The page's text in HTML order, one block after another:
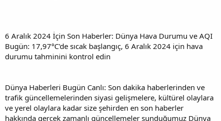
6 Aralık 2024 İçin Son Haberler: Dünya Hava Durumu ve AQI
Bugün: 17,97°C'de sıcak başlangıç, 6 Aralık 2024 için hava
durumu tahminini kontrol edin
Dünya Haberleri Bugün Canlı: Son dakika haberlerinden ve
trafik güncellemelerinden siyasi gelişmelere, kültürel olaylara
ve yerel olaylara kadar size şehirden en son haberler
hakkında gerçek zamanlı güncellemeler sunduğumuz Dünya